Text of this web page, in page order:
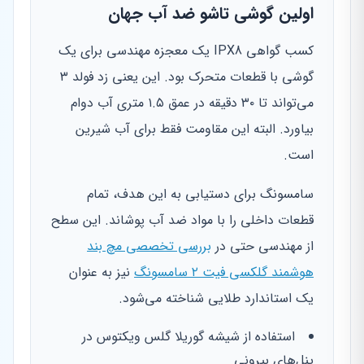
اولین گوشی تاشو ضد آب جهان
کسب گواهی IPX8 یک معجزه مهندسی برای یک
گوشی با قطعات متحرک بود. این یعنی زد فولد ۳
می‌تواند تا ۳۰ دقیقه در عمق ۱.۵ متری آب دوام
بیاورد. البته این مقاومت فقط برای آب شیرین
است.
سامسونگ برای دستیابی به این هدف، تمام
قطعات داخلی را با مواد ضد آب پوشاند. این سطح
از مهندسی حتی در بررسی تخصصی مچ بند
هوشمند گلکسی فیت ۲ سامسونگ
نیز به عنوان
یک استاندارد طلایی شناخته می‌شود.
استفاده از شیشه گوریلا گلس ویکتوس در